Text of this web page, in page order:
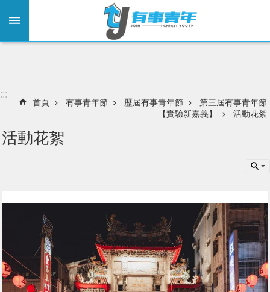
:::
首頁 有事青年節 歷屆有事青年節
第三屆有事青年節
【實驗新嘉義】
活動花絮
活動花絮